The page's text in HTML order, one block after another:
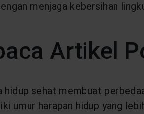
menjaga kebersihan
Artikel
sehat membuat
umur harapan hidup yang